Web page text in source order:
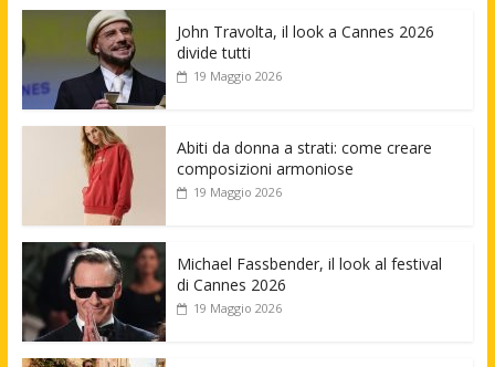
John Travolta, il look a Cannes 2026
divide tutti
19 Maggio 2026
Abiti da donna a strati: come creare
composizioni armoniose
19 Maggio 2026
Michael Fassbender, il look al festival
di Cannes 2026
19 Maggio 2026